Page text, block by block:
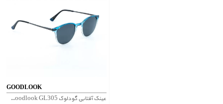
GOODLOOK
عینک آفتابی گودلوک Goodlook GL305 - آبی